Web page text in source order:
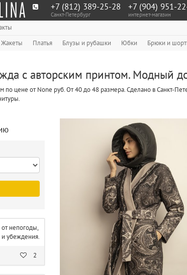
+7 (812) 389-25-28
Санкт-Петербург
+7 (904)
интернет-магазин
Жакеты Платья Блузы и рубашки Юбки Брюки и
с авторским принтом. Модный
по цене от None руб. От 40 до 48 размера. Сделано в Санкт-
непогоды,
и убеждения.
2